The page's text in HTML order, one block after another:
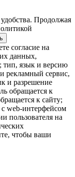
Продолжая
согласие на
данных,
тип, язык и версию
рекламный сервис,
и разрешение
обращается к
к сайту;
с web-интерфейсом
пользователя на
чтобы ваши